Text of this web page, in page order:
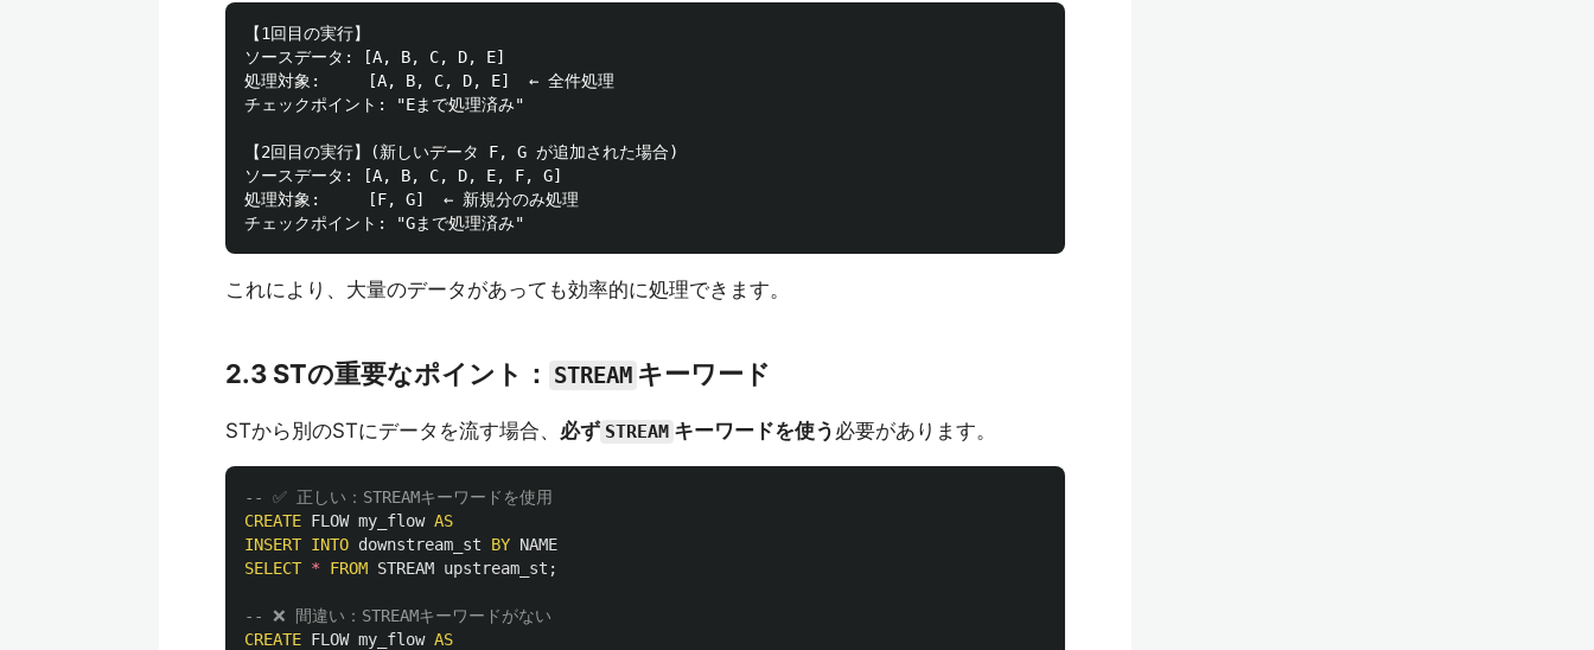
【1回目の実行】
ソースデータ: [A, B, C, D, E]
処理対象:     [A, B, C, D, E]  ← 全件処理
チェックポイント: "Eまで処理済み"
【2回目の実行】(新しいデータ F, G が追加された場合)
ソースデータ: [A, B, C, D, E, F, G]
処理対象:     [F, G]  ← 新規分のみ処理
これにより、大量のデータがあっても効率的に処理できます。
2.3 STの重要なポイント： STREAM キーワード
STから別のSTにデータを流す場合、 必ず STREAM キーワードを使う 必要があります。
-- ✅ 正しい：STREAMキーワードを使用
CREATE FLOW my_flow AS
INSERT INTO downstream_st BY NAME
SELECT * FROM STREAM upstream_st ;
-- ❌ 間違い：STREAMキーワードがない
CREATE FLOW my_flow AS